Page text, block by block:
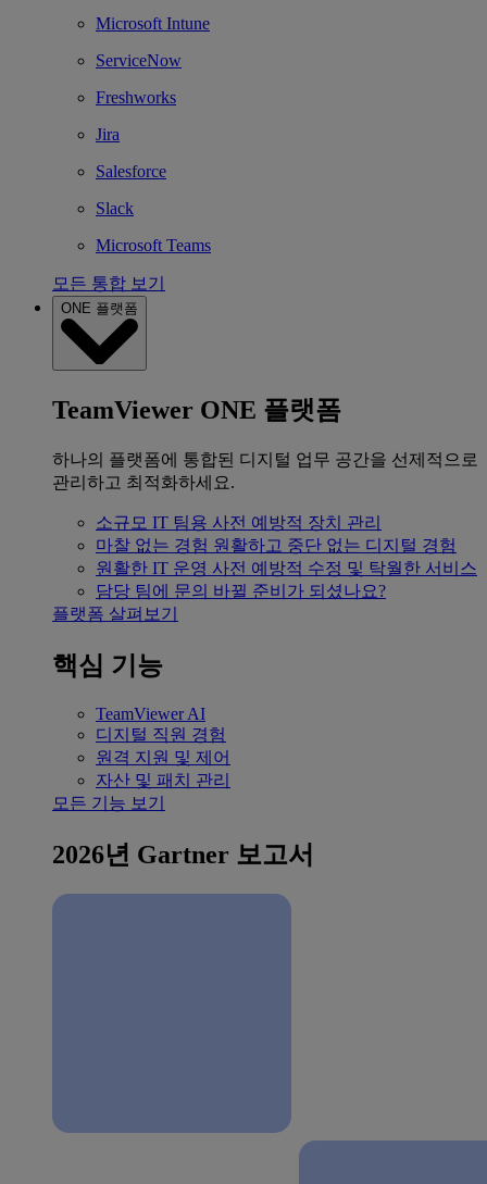
Microsoft Intune
ServiceNow
Freshworks
Jira
Salesforce
Slack
Microsoft Teams
모든 통합 보기
ONE 플랫폼
TeamViewer ONE 플랫폼
하나의 플랫폼에 통합된 디지털 업무 공간을 선제적으로
관리하고 최적화하세요.
소규모 IT 팀용 사전 예방적 장치 관리
마찰 없는 경험 원활하고 중단 없는 디지털 경험
원활한 IT 운영 사전 예방적 수정 및 탁월한 서비스
담당 팀에 문의 바뀔 준비가 되셨나요?
플랫폼 살펴보기
핵심 기능
TeamViewer AI
디지털 직원 경험
원격 지원 및 제어
자산 및 패치 관리
모든 기능 보기
2026년 Gartner 보고서